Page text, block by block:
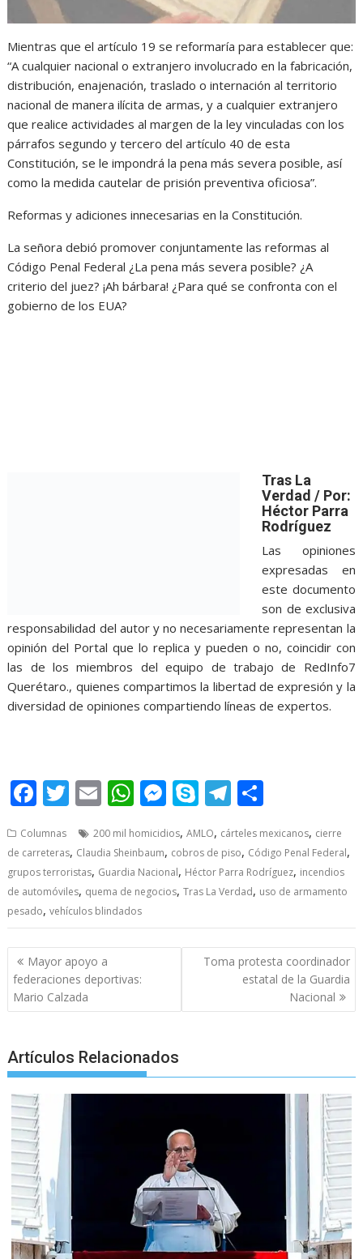
Mientras que el artículo 19 se reformaría para establecer que:
“A cualquier nacional o extranjero involucrado en la fabricación,
distribución, enajenación, traslado o internación al territorio
nacional de manera ilícita de armas, y a cualquier extranjero
que realice actividades al margen de la ley vinculadas con los
párrafos segundo y tercero del artículo 40 de esta
Constitución, se le impondrá la pena más severa posible, así
como la medida cautelar de prisión preventiva oficiosa”.
Reformas y adiciones innecesarias en la Constitución.
La señora debió promover conjuntamente las reformas al
Código Penal Federal ¿La pena más severa posible? ¿A
criterio del juez? ¡Ah bárbara! ¿Para qué se confronta con el
gobierno de los EUA?
Tras La
Verdad / Por:
Héctor Parra
Rodríguez
Las opiniones
expresadas en
este documento
son de exclusiva
responsabilidad del autor y no necesariamente representan la
opinión del Portal que lo replica y pueden o no, coincidir con
las de los miembros del equipo de trabajo de RedInfo7
Querétaro., quienes compartimos la libertad de expresión y la
diversidad de opiniones compartiendo líneas de expertos.
F
e
b
o
o
k
T
itt
er
E
ai
l
W
at
s
A
p
p
M
ss
e
n
g
er
S
y
p
e
T
e
gr
a
m
ar
e
Columnas 200 mil homicidios,AMLO, cárteles mexicanos, cierre
de carreteras, Claudia Sheinbaum, cobros de piso, Código Penal Federal,
grupos terroristas, Guardia Nacional, Héctor Parra Rodríguez, incendios
de automóviles, quema de negocios,Tras La Verdad, uso de armamento
pesado,vehículos blindados
Post
navigation
Mayor apoyo a
federaciones deportivas:
Mario Calzada
Toma protesta coordinador
estatal de la Guardia
Nacional
Artículos Relacionados